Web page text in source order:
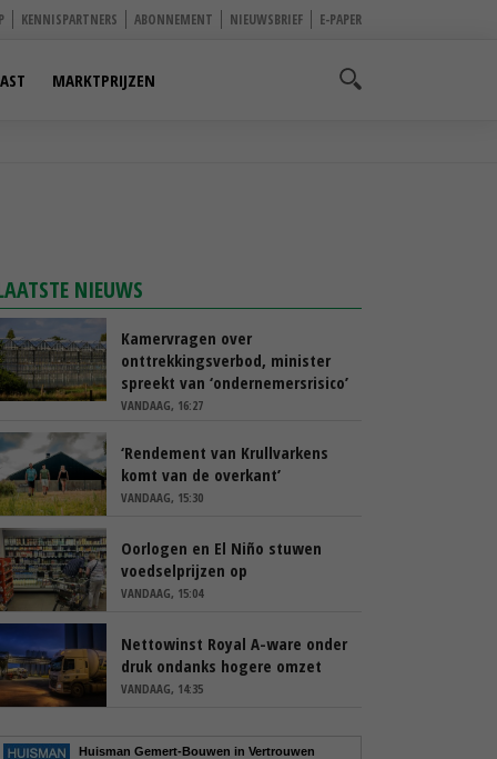
KENNISPARTNERS ABONNEMENT NIEUWSBRIEF E-PAPER
MARKTPRIJZEN
NIEUWS
Kamervragen over
onttrekkingsverbod, minister
spreekt van ‘ondernemersrisico’
VANDAAG, 16:27
‘Rendement van Krullvarkens
komt van de overkant’
VANDAAG, 15:30
Oorlogen en El Niño stuwen
voedselprijzen op
VANDAAG, 15:04
Nettowinst Royal A-ware onder
druk ondanks hogere omzet
VANDAAG, 14:35
Huisman Gemert-Bouwen in Vertrouwen